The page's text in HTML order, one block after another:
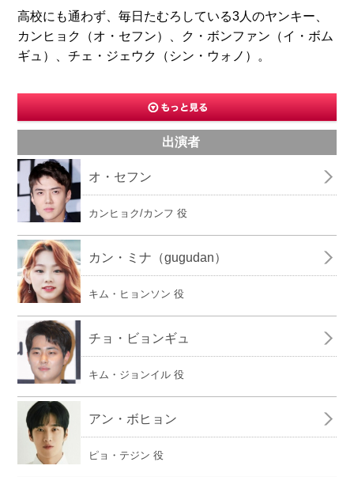
高校にも通わず、毎日たむろしている3人のヤンキー、
カンヒョク（オ・セフン）、ク・ボンファン（イ・ボム
ギュ）、チェ・ジェウク（シン・ウォノ）。
出演者
オ・セフン
カンヒョク/カンフ 役
カン・ミナ（gugudan）
キム・ヒョンソン 役
チョ・ビョンギュ
キム・ジョンイル 役
アン・ボヒョン
ピョ・テジン 役